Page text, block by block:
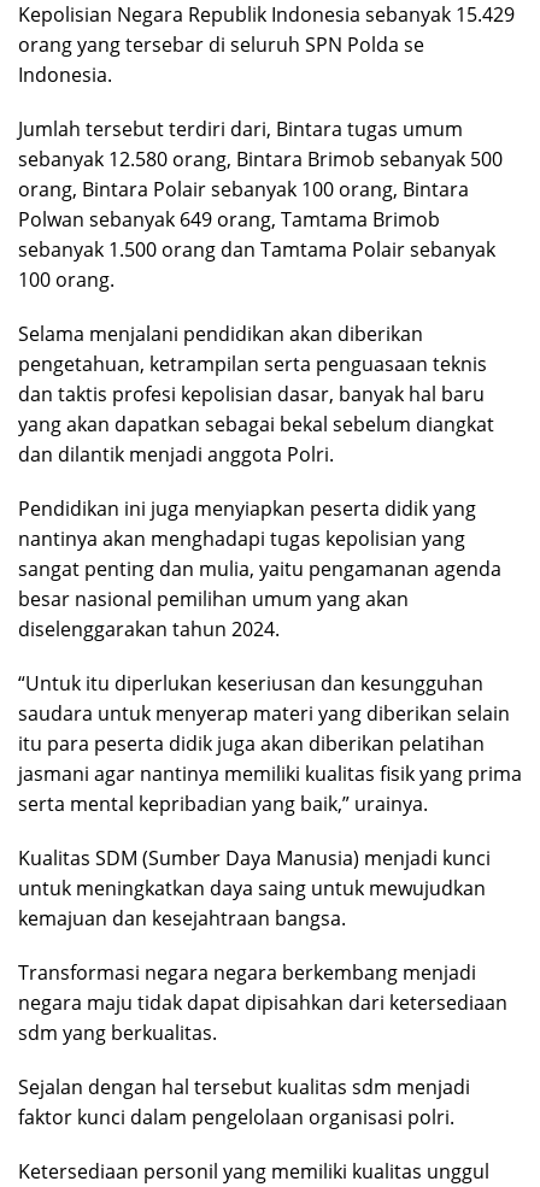
Kepolisian Negara Republik Indonesia sebanyak 15.429
orang yang tersebar di seluruh SPN Polda se
Indonesia.
Jumlah tersebut terdiri dari, Bintara tugas umum
sebanyak 12.580 orang, Bintara Brimob sebanyak 500
orang, Bintara Polair sebanyak 100 orang, Bintara
Polwan sebanyak 649 orang, Tamtama Brimob
sebanyak 1.500 orang dan Tamtama Polair sebanyak
100 orang.
Selama menjalani pendidikan akan diberikan
pengetahuan, ketrampilan serta penguasaan teknis
dan taktis profesi kepolisian dasar, banyak hal baru
yang akan dapatkan sebagai bekal sebelum diangkat
dan dilantik menjadi anggota Polri.
Pendidikan ini juga menyiapkan peserta didik yang
nantinya akan menghadapi tugas kepolisian yang
sangat penting dan mulia, yaitu pengamanan agenda
besar nasional pemilihan umum yang akan
diselenggarakan tahun 2024.
“Untuk itu diperlukan keseriusan dan kesungguhan
saudara untuk menyerap materi yang diberikan selain
itu para peserta didik juga akan diberikan pelatihan
jasmani agar nantinya memiliki kualitas fisik yang prima
serta mental kepribadian yang baik,” urainya.
Kualitas SDM (Sumber Daya Manusia) menjadi kunci
untuk meningkatkan daya saing untuk mewujudkan
kemajuan dan kesejahtraan bangsa.
Transformasi negara negara berkembang menjadi
negara maju tidak dapat dipisahkan dari ketersediaan
sdm yang berkualitas.
Sejalan dengan hal tersebut kualitas sdm menjadi
faktor kunci dalam pengelolaan organisasi polri.
Ketersediaan personil yang memiliki kualitas unggul